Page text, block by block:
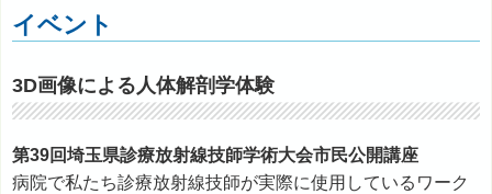
イベント
3D画像による人体解剖学体験
第39回埼玉県診療放射線技師学術大会市民公開講座
病院で私たち診療放射線技師が実際に使用しているワーク